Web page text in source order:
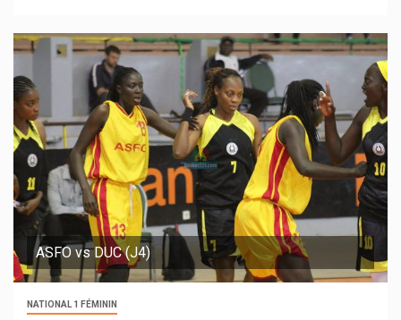
ASFO vs DUC (J4)
NATIONAL 1 FÉMININ